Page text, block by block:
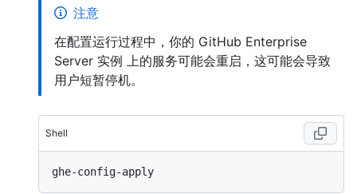
注意
在配置运行过程中，你的 GitHub Enterprise
Server 实例 上的服务可能会重启，这可能会导致
用户短暂停机。
Shell